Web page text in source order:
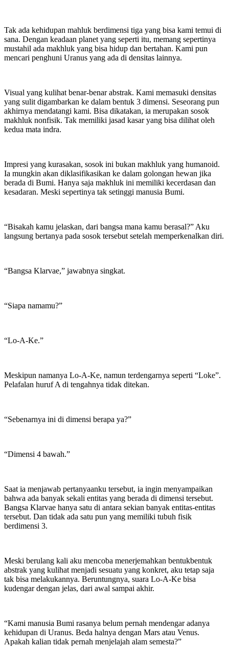
Tak ada kehidupan mahluk berdimensi tiga yang bisa kami temui di
sana. Dengan keadaan planet yang seperti itu, memang sepertinya
mustahil ada makhluk yang bisa hidup dan bertahan. Kami pun
mencari penghuni Uranus yang ada di densitas lainnya.
Visual yang kulihat benar-benar abstrak. Kami memasuki densitas
yang sulit digambarkan ke dalam bentuk 3 dimensi. Seseorang pun
akhirnya mendatangi kami. Bisa dikatakan, ia merupakan sosok
makhluk nonfisik. Tak memiliki jasad kasar yang bisa dilihat oleh
kedua mata indra.
Impresi yang kurasakan, sosok ini bukan makhluk yang humanoid.
Ia mungkin akan diklasifikasikan ke dalam golongan hewan jika
berada di Bumi. Hanya saja makhluk ini memiliki kecerdasan dan
kesadaran. Meski sepertinya tak setinggi manusia Bumi.
“Bisakah kamu jelaskan, dari bangsa mana kamu berasal?” Aku
langsung bertanya pada sosok tersebut setelah memperkenalkan diri.
“Bangsa Klarvae,” jawabnya singkat.
“Siapa namamu?”
“Lo-A-Ke.”
Meskipun namanya Lo-A-Ke, namun terdengarnya seperti “Loke”.
Pelafalan huruf A di tengahnya tidak ditekan.
“Sebenarnya ini di dimensi berapa ya?”
“Dimensi 4 bawah.”
Saat ia menjawab pertanyaanku tersebut, ia ingin menyampaikan
bahwa ada banyak sekali entitas yang berada di dimensi tersebut.
Bangsa Klarvae hanya satu di antara sekian banyak entitas-entitas
tersebut. Dan tidak ada satu pun yang memiliki tubuh fisik
berdimensi 3.
Meski berulang kali aku mencoba menerjemahkan bentukbentuk
abstrak yang kulihat menjadi sesuatu yang konkret, aku tetap saja
tak bisa melakukannya. Beruntungnya, suara Lo-A-Ke bisa
kudengar dengan jelas, dari awal sampai akhir.
“Kami manusia Bumi rasanya belum pernah mendengar adanya
kehidupan di Uranus. Beda halnya dengan Mars atau Venus.
Apakah kalian tidak pernah menjelajah alam semesta?”